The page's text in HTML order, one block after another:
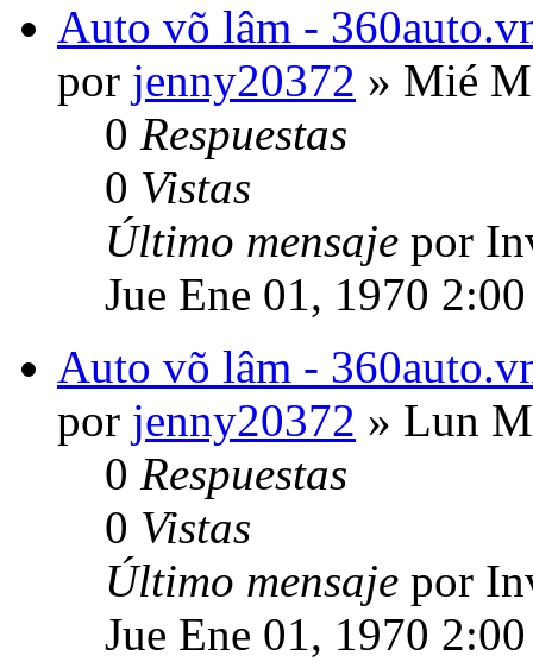
Auto võ lâm -
por jenny20372 » Mié
0 Respuestas
0 Vistas
Último mensaje por
Jue Ene 01, 1970
Auto võ lâm -
por jenny20372 » Lun
0 Respuestas
0 Vistas
Último mensaje por
Jue Ene 01, 1970